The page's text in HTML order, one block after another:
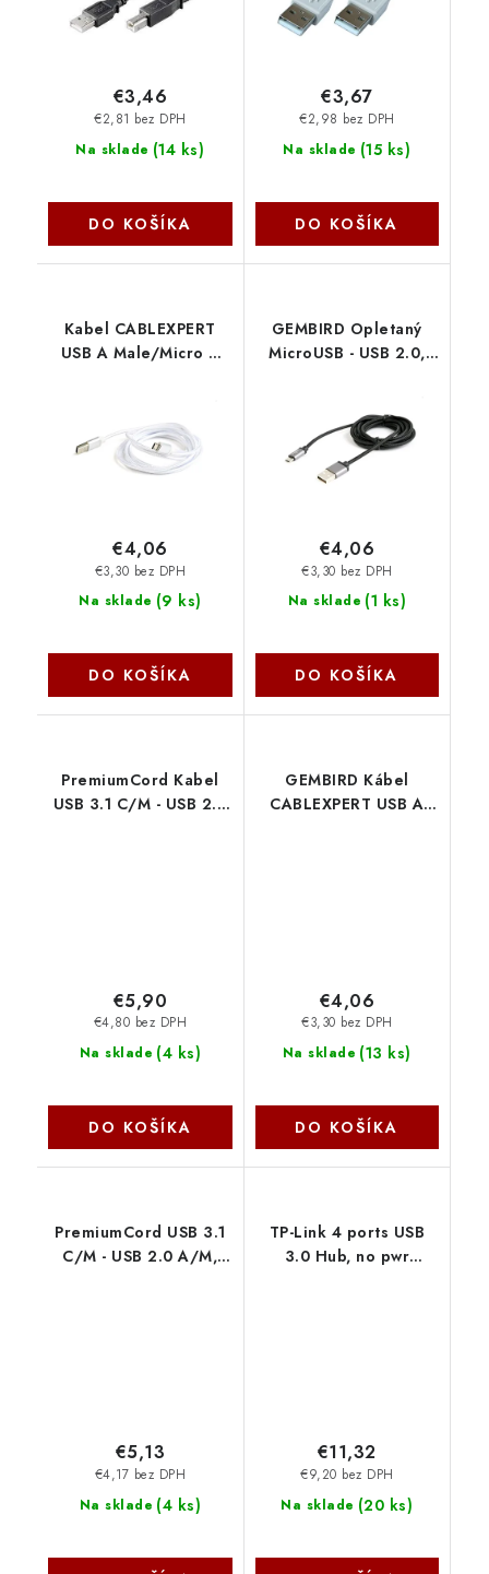
Na sklade (14 ks)
€2,81 bez DPH
€3,46
DO KOŠÍKA
Na sklade (15 ks)
€2,98 bez DPH
€3,67
DO KOŠÍKA
Kabel CABLEXPERT
USB A Male/Micro B
blister CCB-mUSB2B-
AMBM-6-S Gembird
Na sklade (9 ks)
€3,30 bez DPH
€4,06
DO KOŠÍKA
GEMBIRD Opletaný
MicroUSB - USB 2.0,
Gembird
Na sklade (1 ks)
€3,30 bez DPH
€4,06
DO KOŠÍKA
PremiumCord Kabel
USB 3.1 C/M - USB 2.0
Na sklade (4 ks)
€4,80 bez DPH
€5,90
DO KOŠÍKA
GEMBIRD Kábel
CABLEXPERT USB A
Na sklade (13 ks)
€3,30 bez DPH
€4,06
DO KOŠÍKA
PremiumCord USB 3.1
C/M - USB 2.0 A/M,
Na sklade (4 ks)
€4,17 bez DPH
€5,13
TP-Link 4 ports USB
3.0 Hub, no pwr
Na sklade (20 ks)
€9,20 bez DPH
€11,32